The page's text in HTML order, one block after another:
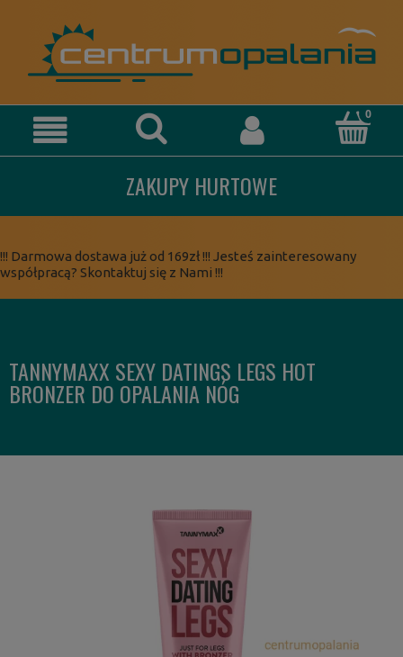
ZAKUPY HURTOWE
!!! Darmowa dostawa już od 169zł !!! Jesteś zainteresowany
współpracą? Skontaktuj się z Nami !!!
TANNYMAXX SEXY DATINGS LEGS HOT
BRONZER DO OPALANIA NÓG